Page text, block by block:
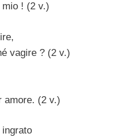
! (2 v.)
vagire ? (2 v.)
amore. (2 v.)